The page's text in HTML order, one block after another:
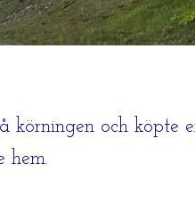
körningen och köpte
hem.